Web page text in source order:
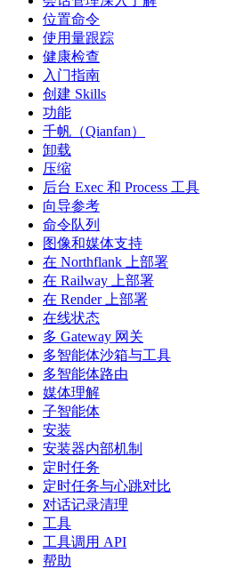
位置命令
使用量跟踪
健康检查
入门指南
创建 Skills
功能
千帆（Qianfan）
卸载
压缩
后台 Exec 和 Process 工具
向导参考
命令队列
图像和媒体支持
在 Northflank 上部署
在 Railway 上部署
在 Render 上部署
在线状态
多 Gateway 网关
多智能体沙箱与工具
多智能体路由
媒体理解
子智能体
安装
安装器内部机制
定时任务
定时任务与心跳对比
对话记录清理
工具
工具调用 API
帮助